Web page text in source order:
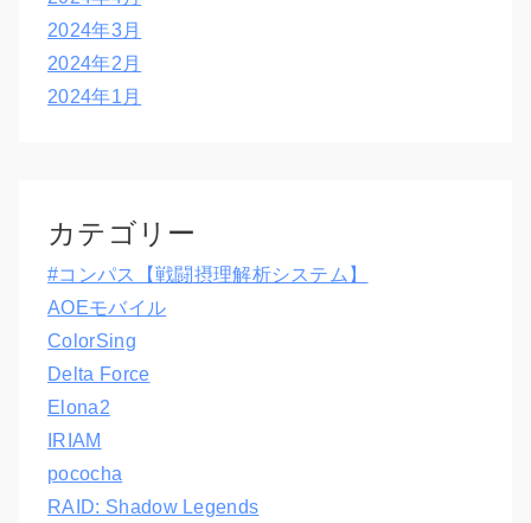
2024年3月
2024年2月
2024年1月
カテゴリー
#コンパス【戦闘摂理解析システム】
AOEモバイル
ColorSing
Delta Force
Elona2
IRIAM
pococha
RAID: Shadow Legends